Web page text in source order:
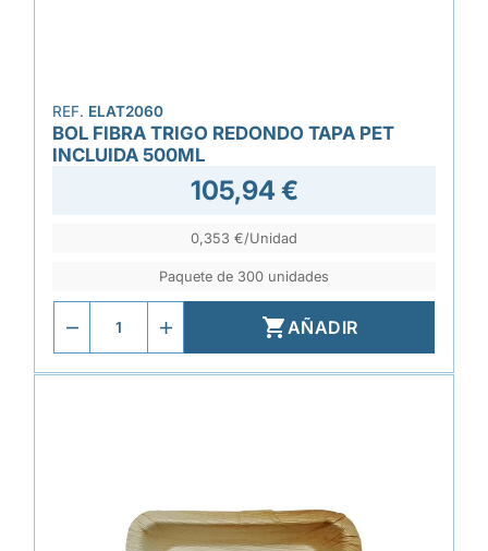
REF. ELAT2060
BOL FIBRA TRIGO REDONDO TAPA PET
INCLUIDA 500ML
105,94 €
0,353 €/Unidad
Paquete de 300 unidades
AÑADIR